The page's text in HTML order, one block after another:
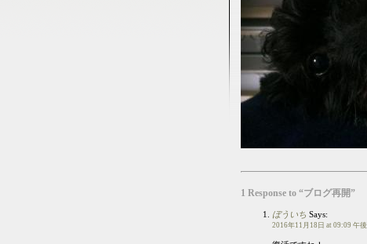
1 Response to “ブログ再開”
ぼういち Says:
2016年11月18日 at 09:09 午後